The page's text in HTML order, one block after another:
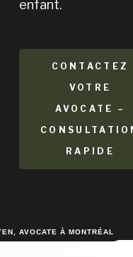
enfant.
CONTACTEZ
VOTRE
AVOCATE –
RAPIDE
AVOCATE À MONTRÉAL